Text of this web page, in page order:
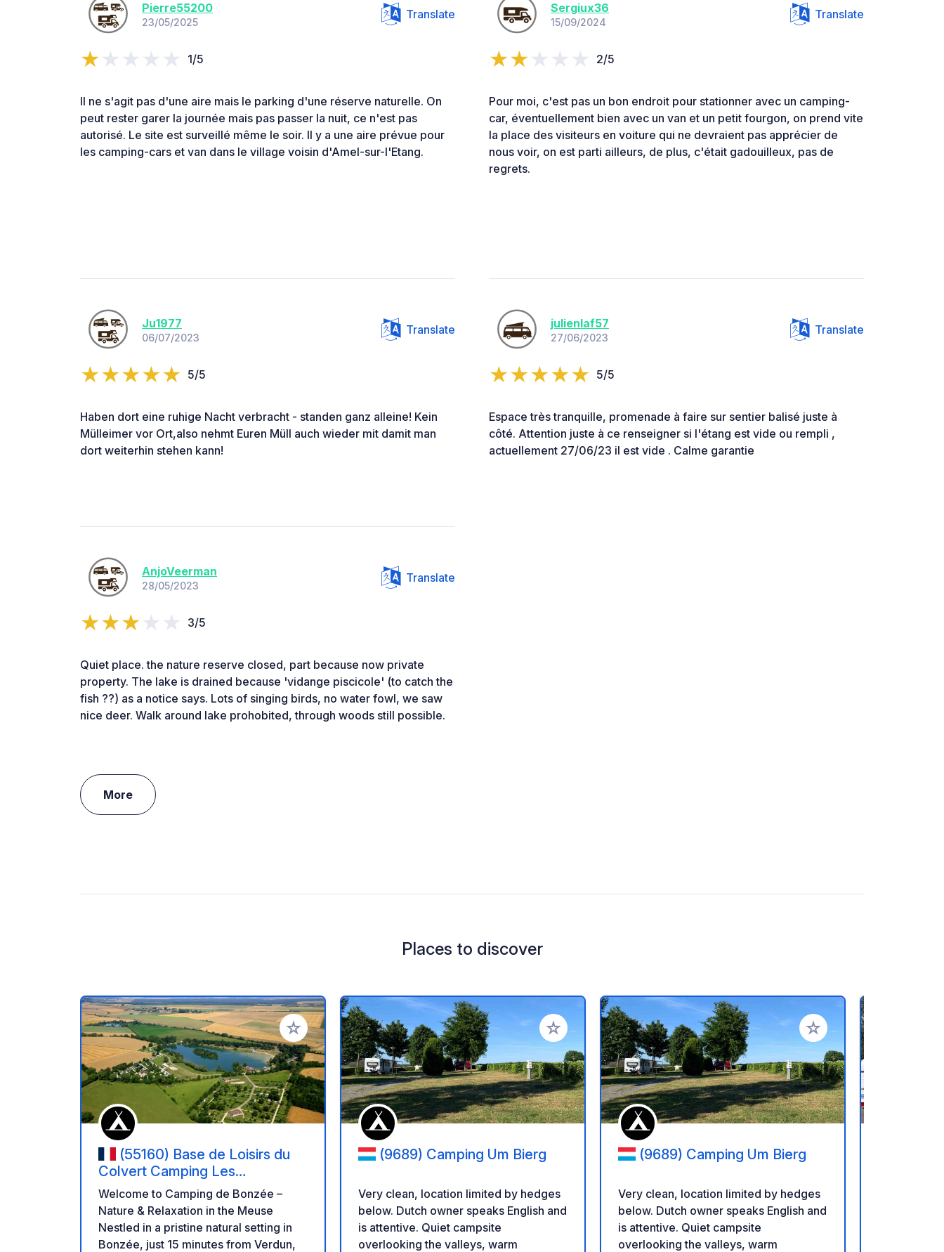
Pierre55200
23/05/2025
Translate
1/5
Il ne s'agit pas d'une aire mais le parking d'une réserve naturelle. On
peut rester garer la journée mais pas passer la nuit, ce n'est pas
autorisé. Le site est surveillé même le soir. Il y a une aire prévue pour
les camping-cars et van dans le village voisin d'Amel-sur-l'Etang.
Sergiux36
15/09/2024
Translate
2/5
Pour moi, c'est pas un bon endroit pour stationner avec un camping-
car, éventuellement bien avec un van et un petit fourgon, on prend vite
la place des visiteurs en voiture qui ne devraient pas apprécier de
nous voir, on est parti ailleurs, de plus, c'était gadouilleux, pas de
regrets.
Ju1977
06/07/2023
Translate
5/5
Haben dort eine ruhige Nacht verbracht - standen ganz alleine! Kein
Mülleimer vor Ort,also nehmt Euren Müll auch wieder mit damit man
dort weiterhin stehen kann!
julienlaf57
27/06/2023
Translate
5/5
Espace très tranquille, promenade à faire sur sentier balisé juste à
côté. Attention juste à ce renseigner si l'étang est vide ou rempli ,
actuellement 27/06/23 il est vide . Calme garantie
AnjoVeerman
28/05/2023
Translate
3/5
Quiet place. the nature reserve closed, part because now private
property. The lake is drained because 'vidange piscicole' (to catch the
fish ??) as a notice says. Lots of singing birds, no water fowl, we saw
nice deer. Walk around lake prohobited, through woods still possible.
More
Places to discover
Add to your favorites
(55160) Base de Loisirs du
Colvert Camping Les
Marguerites
Welcome to Camping de Bonzée –
Nature & Relaxation in the Meuse
Nestled in a pristine natural setting in
Bonzée, just 15 minutes from Verdun,
Add to your favorites
(9689) Camping Um Bierg
Very clean, location limited by hedges
below. Dutch owner speaks English and
is attentive. Quiet campsite
overlooking the valleys, warm
Add to your favorites
(9689) Camping Um Bierg
Very clean, location limited by hedges
below. Dutch owner speaks English and
is attentive. Quiet campsite
overlooking the valleys, warm